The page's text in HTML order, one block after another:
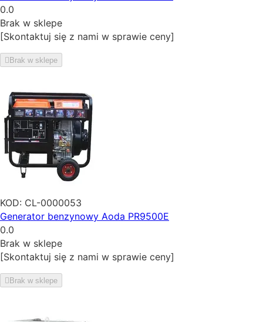
0.0
Brak w sklepe
[Skontaktuj się z nami w sprawie ceny]
Brak w sklepe
KOD: CL-0000053
Generator benzynowy Aoda PR9500E
0.0
Brak w sklepe
[Skontaktuj się z nami w sprawie ceny]
Brak w sklepe